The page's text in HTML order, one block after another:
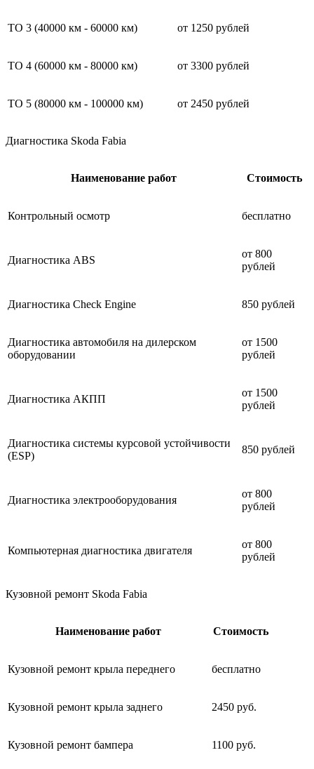
ТО 3 (40000 км - 60000 км) от 1250 рублей
ТО 4 (60000 км - 80000 км) от 3300 рублей
ТО 5 (80000 км - 100000 км) от 2450 рублей
Диагностика Skoda Fabia
Наименование работ Стоимость
Контрольный осмотр бесплатно
Диагностика ABS
от 800
рублей
Диагностика Check Engine 850 рублей
Диагностика автомобиля на дилерском
оборудовании
от 1500
рублей
Диагностика АКПП
от 1500
рублей
Диагностика системы курсовой устойчивости
(ESP)
850 рублей
Диагностика электрооборудования
от 800
рублей
Компьютерная диагностика двигателя
от 800
рублей
Кузовной ремонт Skoda Fabia
Наименование работ Стоимость
Кузовной ремонт крыла переднего бесплатно
Кузовной ремонт крыла заднего 2450 руб.
Кузовной ремонт бампера 1100 руб.